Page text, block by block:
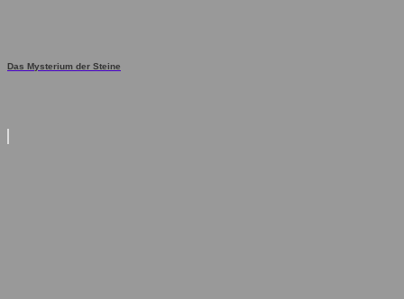
Das Mysterium der Steine